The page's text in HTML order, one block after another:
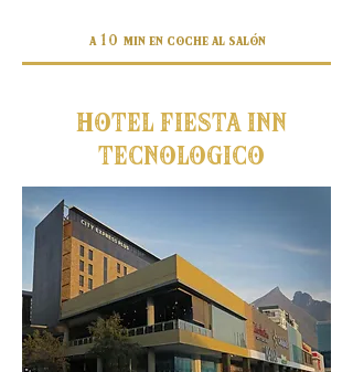
a 10 min en coche al salón
HOTEL FIESTA INN
TECNOLOGICO